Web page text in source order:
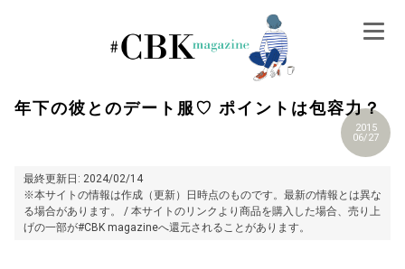
年下の彼とのデート服♡ ポイントは包容力？
2015
06/27
最終更新日: 2024/02/14
※本サイトの情報は作成（更新）日時点のものです。最新の情報とは異な
る場合があります。 / 本サイトのリンクより商品を購入した場合、売り上
げの一部が#CBK magazineへ還元されることがあります。